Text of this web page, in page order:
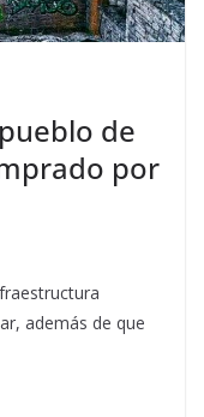
de
por
además de que